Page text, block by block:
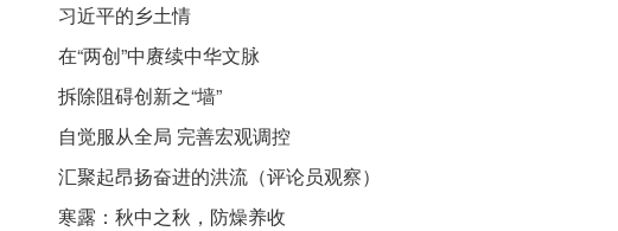
习近平的乡土情
在“两创”中赓续中华文脉
拆除阻碍创新之“墙”
自觉服从全局 完善宏观调控
汇聚起昂扬奋进的洪流（评论员观察）
寒露：秋中之秋，防燥养收